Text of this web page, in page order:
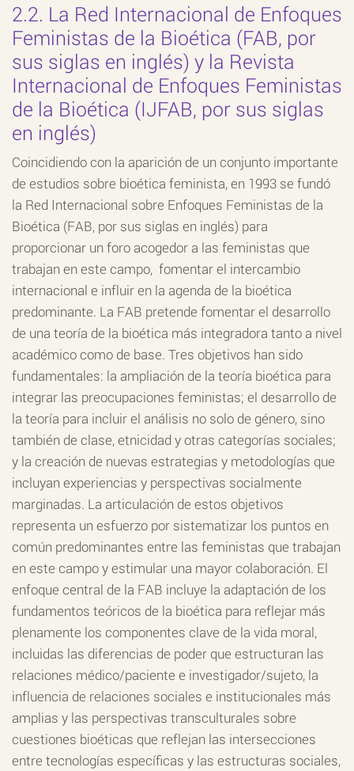
2.2. La Red Internacional de Enfoques
Feministas de la Bioética (FAB, por
sus siglas en inglés) y la Revista
Internacional de Enfoques Feministas
de la Bioética (IJFAB, por sus siglas
en inglés)
Coincidiendo con la aparición de un conjunto importante
de estudios sobre bioética feminista, en 1993 se fundó
la Red Internacional sobre Enfoques Feministas de la
Bioética (FAB, por sus siglas en inglés) para
proporcionar un foro acogedor a las feministas que
trabajan en este campo, fomentar el intercambio
internacional e influir en la agenda de la bioética
predominante. La FAB pretende fomentar el desarrollo
de una teoría de la bioética más integradora tanto a nivel
académico como de base. Tres objetivos han sido
fundamentales: la ampliación de la teoría bioética para
integrar las preocupaciones feministas; el desarrollo de
la teoría para incluir el análisis no solo de género, sino
también de clase, etnicidad y otras categorías sociales;
y la creación de nuevas estrategias y metodologías que
incluyan experiencias y perspectivas socialmente
marginadas. La articulación de estos objetivos
representa un esfuerzo por sistematizar los puntos en
común predominantes entre las feministas que trabajan
en este campo y estimular una mayor colaboración. El
enfoque central de la FAB incluye la adaptación de los
fundamentos teóricos de la bioética para reflejar más
plenamente los componentes clave de la vida moral,
incluidas las diferencias de poder que estructuran las
relaciones médico/paciente e investigador/sujeto, la
influencia de relaciones sociales e institucionales más
amplias y las perspectivas transculturales sobre
cuestiones bioéticas que reflejan las intersecciones
entre tecnologías específicas y las estructuras sociales,